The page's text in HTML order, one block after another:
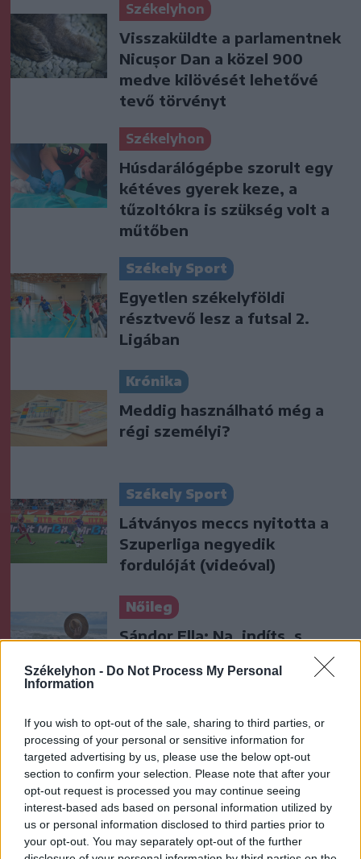
Székelyhon - Do Not Process My Personal
Information
If you wish to opt-out of the sale, sharing to third parties, or
processing of your personal or sensitive information for
targeted advertising by us, please use the below opt-out
section to confirm your selection. Please note that after your
opt-out request is processed you may continue seeing
interest-based ads based on personal information utilized by
us or personal information disclosed to third parties prior to
your opt-out. You may separately opt-out of the further
Székelyhon
Visszaküldte a parlamentnek
Nicușor Dan a közel 900
medve kilövését lehetővé
tevő törvényt
Székelyhon
Húsdarálógépbe szorult egy
kétéves gyerek keze, a
tűzoltókra is szükség volt a
műtőben
Székely Sport
Egyetlen székelyföldi
résztvevő lesz a futsal 2.
Ligában
Krónika
Meddig használható még a
régi személyi?
Székely Sport
Látványos meccs nyitotta a
Szuperliga negyedik
fordulóját (videóval)
Nőileg
Sándor Ella: Na, indíts, s
A rovat további cikkei